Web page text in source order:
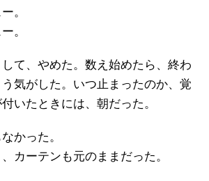
。
。
て、やめた。数え始めたら、終わ
気がした。いつ止まったのか、覚
いたときには、朝だった。
かった。
カーテンも元のままだった。